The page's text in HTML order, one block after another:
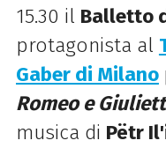
15.30 il Balletto
protagonista al
Gaber di Milano
Romeo e
musica di Pëtr